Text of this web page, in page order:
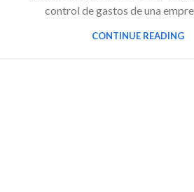
control de gastos de una
CONTINUE READING